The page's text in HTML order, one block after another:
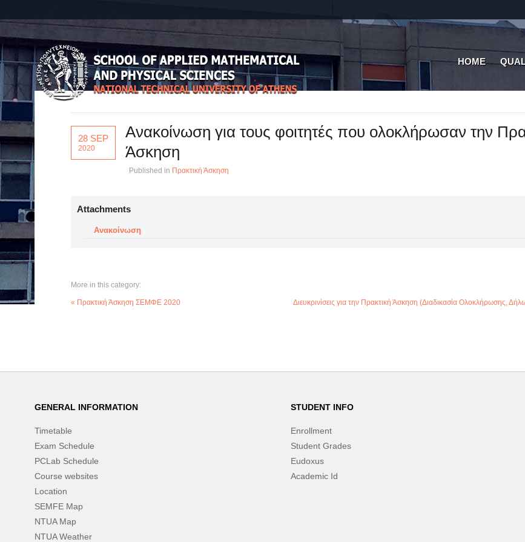
HOME
28 SEP
2020
Ανακοίνωση για τους φοιτητές που ολοκλήρωσαν την
Άσκηση
Published in Πρακτική Άσκηση
Attachments
Ανακοίνωση
More in this category:
« Πρακτική Άσκηση ΣΕΜΦΕ 2020 Διευκρινίσεις για την Πρακτική Άσκηση (Διαδικασία Ολοκλήρωσης,
GENERAL INFORMATION
Timetable
Exam Schedule
PCLab Schedule
Course websites
Location
SEMFE Map
NTUA Map
NTUA Weather
STUDENT INFO
Enrollment
Student Grades
Eudoxus
Academic Id